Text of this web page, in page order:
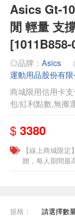
Asics Gt-
閒 輕量 支
[1011B858-
◎品牌： Asics
運動用品股份有限
商城限用信用卡
包/紅利點數,無搬
$ 3380
【線上商城限
贈，每人期間最
規格： 請選擇數